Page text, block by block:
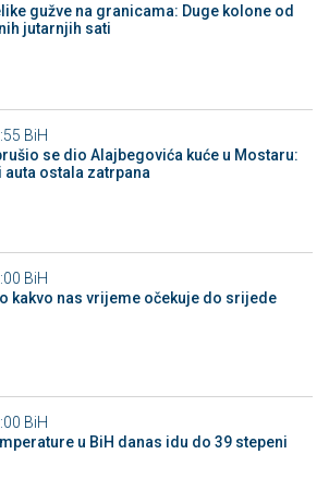
gužve na granicama: Duge kolone od
jutarnjih sati
BiH
se dio Alajbegovića kuće u Mostaru:
auta ostala zatrpana
BiH
kakvo nas vrijeme očekuje do srijede
BiH
u BiH danas idu do 39 stepeni